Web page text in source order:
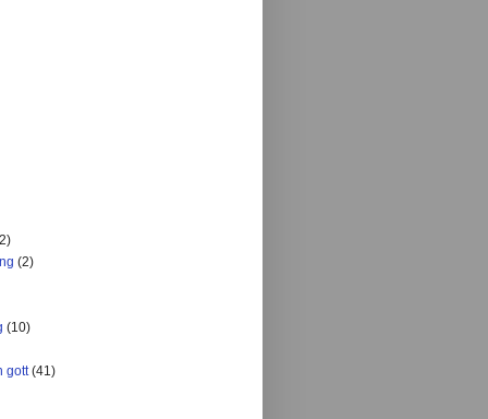
(2)
(10)
gott (41)